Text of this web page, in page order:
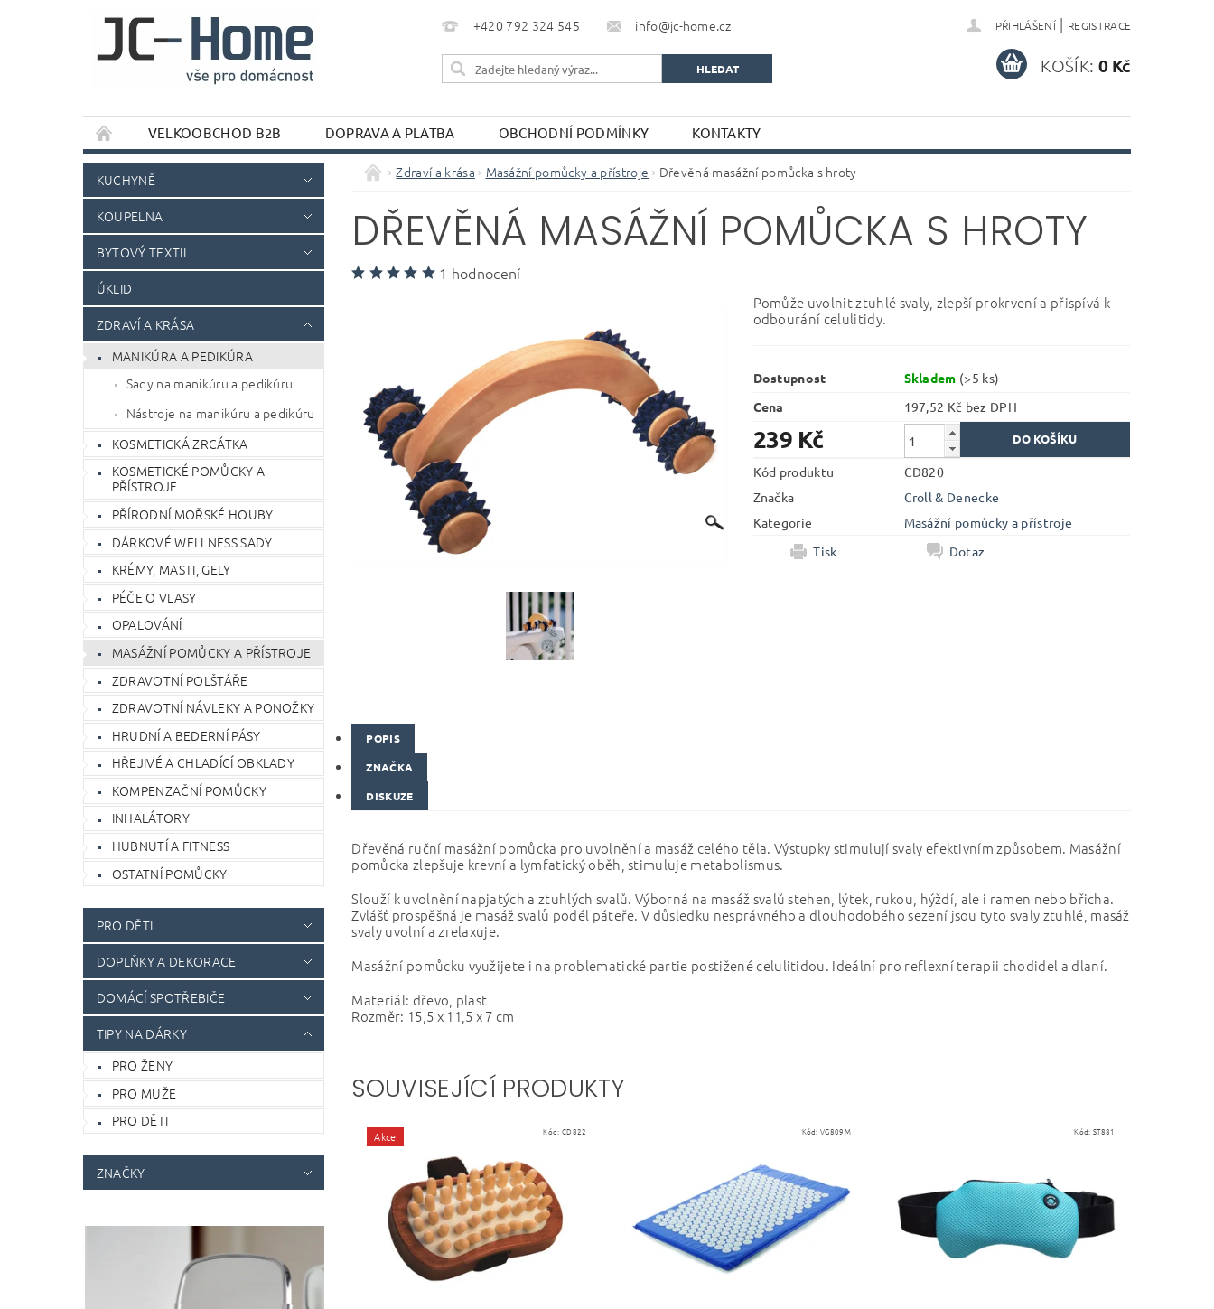
+420 792 324 545 info@jc-home.cz PŘIHLÁŠENÍ | REGISTRACE
KOŠÍK: 0 Kč
VELKOOBCHOD B2B DOPRAVA A PLATBA OBCHODNÍ PODMÍNKY KONTAKTY
KUCHYNĚ
KOUPELNA
BYTOVÝ TEXTIL
ÚKLID
ZDRAVÍ A KRÁSA
MANIKÚRA A PEDIKÚRA
Sady na manikúru a pedikúru
Nástroje na manikúru a pedikúru
KOSMETICKÁ ZRCÁTKA
KOSMETICKÉ POMŮCKY A
PŘÍSTROJE
PŘÍRODNÍ MOŘSKÉ HOUBY
DÁRKOVÉ WELLNESS SADY
KRÉMY, MASTI, GELY
PÉČE O VLASY
OPALOVÁNÍ
MASÁŽNÍ POMŮCKY A PŘÍSTROJE
ZDRAVOTNÍ POLŠTÁŘE
ZDRAVOTNÍ NÁVLEKY A PONOŽKY
HRUDNÍ A BEDERNÍ PÁSY
HŘEJIVÉ A CHLADÍCÍ OBKLADY
KOMPENZAČNÍ POMŮCKY
INHALÁTORY
HUBNUTÍ A FITNESS
OSTATNÍ POMŮCKY
PRO DĚTI
DOPLŇKY A DEKORACE
DOMÁCÍ SPOTŘEBIČE
TIPY NA DÁRKY
PRO ŽENY
PRO MUŽE
PRO DĚTI
ZNAČKY
Zdraví a krása Masážní pomůcky a přístroje Dřevěná masážní pomůcka s hroty
DŘEVĚNÁ MASÁŽNÍ POMŮCKA S HROTY
1 hodnocení
Pomůže uvolnit ztuhlé svaly, zlepší prokrvení a přispívá k
odbourání celulitidy.
Dostupnost Skladem (>5 ks)
Cena
197,52 Kč bez DPH
239 Kč
Kód produktu
CD820
Značka
Croll & Denecke
Kategorie
Masážní pomůcky a přístroje
Tisk
Dotaz
POPIS
ZNAČKA
DISKUZE
Dřevěná ruční masážní pomůcka pro uvolnění a masáž celého těla. Výstupky stimulují svaly efektivním způsobem. Masážní
pomůcka zlepšuje krevní a lymfatický oběh, stimuluje metabolismus.
Slouží k uvolnění napjatých a ztuhlých svalů. Výborná na masáž svalů stehen, lýtek, rukou, hýždí, ale i ramen nebo břicha.
Zvlášť prospěšná je masáž svalů podél páteře. V důsledku nesprávného a dlouhodobého sezení jsou tyto svaly ztuhlé, masáž
svaly uvolní a zrelaxuje.
Masážní pomůcku využijete i na problematické partie postižené celulitidou. Ideální pro reflexní terapii chodidel a dlaní.
Materiál: dřevo, plast
Rozměr: 15,5 x 11,5 x 7 cm
SOUVISEJÍCÍ PRODUKTY
Akce Kód: CD822 Kód:VG809M Kód:ST881